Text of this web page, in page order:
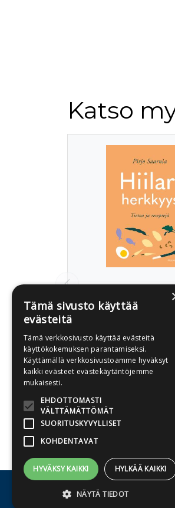
Katso
Tuoteluettelon alku
Hiilariherkkyys
Pehmeäkantinen kirja
Toimitusaika 1-3
Hinta nyt
34,10 €
Tuoteluettelon loppu
Tämä sivusto käyttää
evästeitä
Tämä verkkosivusto käyttää evästeitä
käyttökokemuksen parantamiseksi.
Käyttämällä verkkosivustoamme hyväksyt
kaikki evästeet evästekäytäntöjemme
mukaisesti.
EHDOTTOMASTI
VÄLTTÄMÄTTÖMÄT
SUORITUSKYVYLLISET
KOHDENTAVAT
HYVÄKSY KAIKKI HYLKÄÄ KAIKKI
NÄYTÄ TIEDOT